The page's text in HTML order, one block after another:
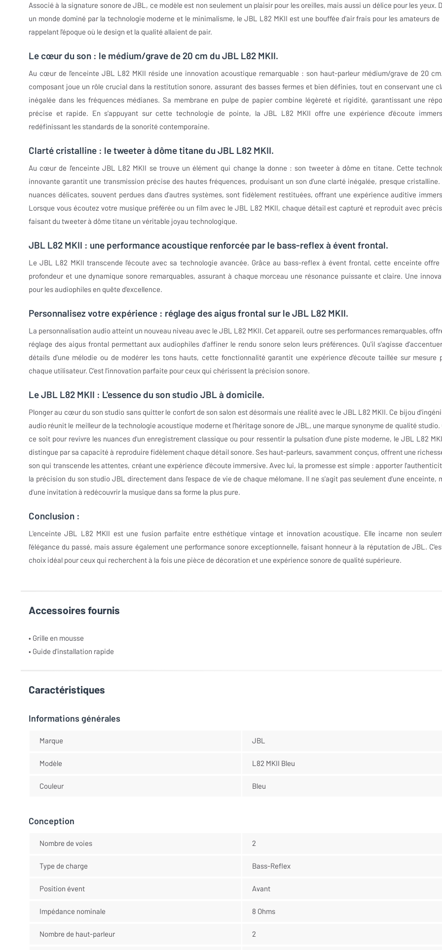
Associé à la signature sonore de JBL, ce modèle est non seulement un plaisir pour les oreilles, mais aussi un délice pour les yeux.
un monde dominé par la technologie moderne et le minimalisme, le JBL L82 MKII est une bouffée d'air frais pour les amateurs
rappelant l'époque où le design et la qualité allaient de pair.
Le cœur du son : le médium/grave de 20 cm du JBL L82 MKII.
Au cœur de l'enceinte JBL L82 MKII réside une innovation acoustique remarquable : son haut-parleur médium/grave de 20
composant joue un rôle crucial dans la restitution sonore, assurant des basses fermes et bien définies, tout en conservant une
inégalée dans les fréquences médianes. Sa membrane en pulpe de papier combine légèreté et rigidité, garantissant une
précise et rapide. En s'appuyant sur cette technologie de pointe, la JBL L82 MKII offre une expérience d'écoute
redéfinissant les standards de la sonorité contemporaine.
Clarté cristalline : le tweeter à dôme titane du JBL L82 MKII.
Au cœur de l'enceinte JBL L82 MKII se trouve un élément qui change la donne : son tweeter à dôme en titane. Cette
innovante garantit une transmission précise des hautes fréquences, produisant un son d'une clarté inégalée, presque cristalline.
nuances délicates, souvent perdues dans d'autres systèmes, sont fidèlement restituées, offrant une expérience auditive
Lorsque vous écoutez votre musique préférée ou un film avec le JBL L82 MKII, chaque détail est capturé et reproduit avec
faisant du tweeter à dôme titane un véritable joyau technologique.
JBL L82 MKII : une performance acoustique renforcée par le bass-reflex à évent frontal.
Le JBL L82 MKII transcende l'écoute avec sa technologie avancée. Grâce au bass-reflex à évent frontal, cette enceinte offre
profondeur et une dynamique sonore remarquables, assurant à chaque morceau une résonance puissante et claire. Une
pour les audiophiles en quête d'excellence.
Personnalisez votre expérience : réglage des aigus frontal sur le JBL L82 MKII.
La personnalisation audio atteint un nouveau niveau avec le JBL L82 MKII. Cet appareil, outre ses performances remarquables,
réglage des aigus frontal permettant aux audiophiles d'affiner le rendu sonore selon leurs préférences. Qu'il s'agisse
détails d'une mélodie ou de modérer les tons hauts, cette fonctionnalité garantit une expérience d'écoute taillée sur mesure
chaque utilisateur. C'est l'innovation parfaite pour ceux qui chérissent la précision sonore.
Le JBL L82 MKII : L'essence du son studio JBL à domicile.
Plonger au cœur du son studio sans quitter le confort de son salon est désormais une réalité avec le JBL L82 MKII. Ce bijou
audio réunit le meilleur de la technologie acoustique moderne et l'héritage sonore de JBL, une marque synonyme de qualité studio.
ce soit pour revivre les nuances d'un enregistrement classique ou pour ressentir la pulsation d'une piste moderne, le JBL L82
distingue par sa capacité à reproduire fidèlement chaque détail sonore. Ses haut-parleurs, savamment conçus, offrent une
son qui transcende les attentes, créant une expérience d'écoute immersive. Avec lui, la promesse est simple : apporter
la précision du son studio JBL directement dans l'espace de vie de chaque mélomane. Il ne s'agit pas seulement d'une enceinte,
d'une invitation à redécouvrir la musique dans sa forme la plus pure.
Conclusion :
L'enceinte JBL L82 MKII est une fusion parfaite entre esthétique vintage et innovation acoustique. Elle incarne non
l'élégance du passé, mais assure également une performance sonore exceptionnelle, faisant honneur à la réputation de JBL.
choix idéal pour ceux qui recherchent à la fois une pièce de décoration et une expérience sonore de qualité supérieure.
Accessoires fournis
• Grille en mousse
• Guide d'installation rapide
Caractéristiques
Informations générales
Marque JBL
Modèle L82 MKII Bleu
Couleur Bleu
Conception
Nombre de voies 2
Type de charge Bass-Reflex
Position évent Avant
Impédance nominale 8 Ohms
Nombre de haut-parleur 2